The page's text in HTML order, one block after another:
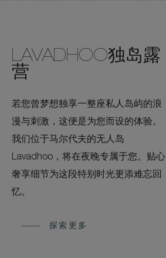
LAVADHOO独岛露
营
若您曾梦想独享一整座私人岛屿的浪
漫与刺激，这便是为您而设的体验。
我们位于马尔代夫的无人岛
Lavadhoo，将在夜晚专属于您。贴心
奢享细节为这段特别时光更添难忘回
忆。
探索更多